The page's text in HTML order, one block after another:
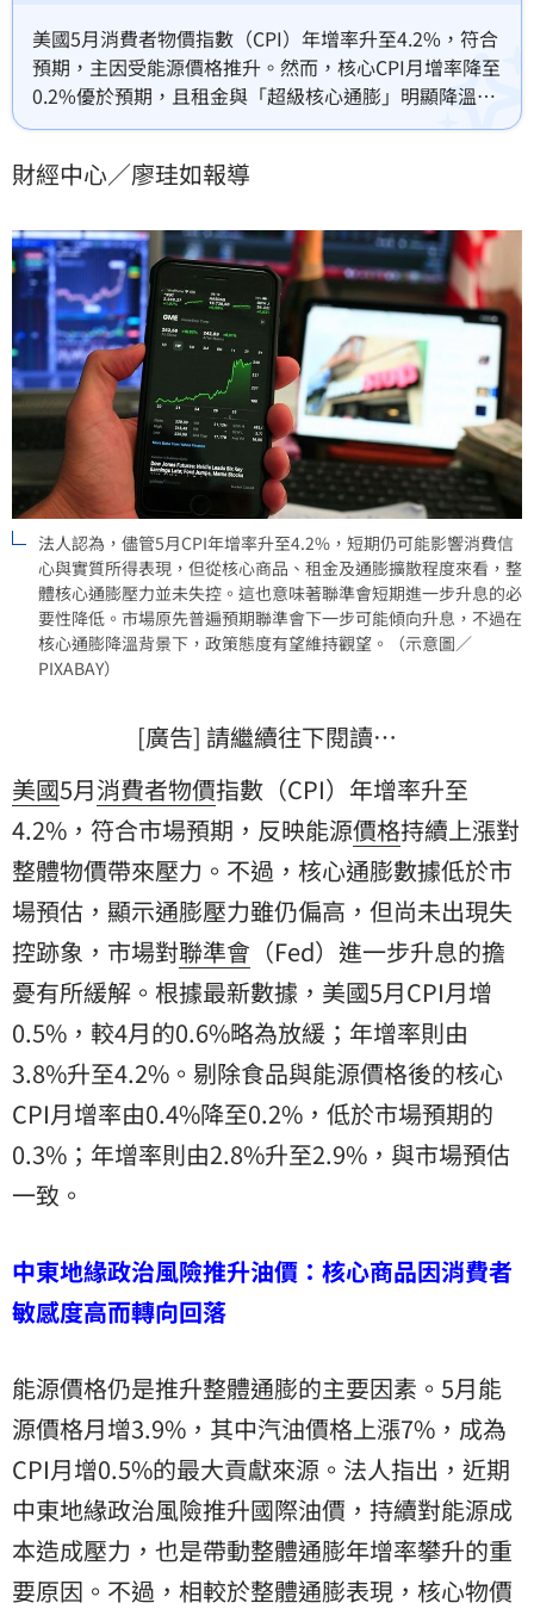
美國5月消費者物價指數（CPI）年增率升至4.2%，符合
預期，主因受能源價格推升。然而，核心CPI月增率降至
0.2%優於預期，且租金與「超級核心通膨」明顯降溫，
顯示通膨壓力並未失控。法人指出，約六成核心項目漲
（Fed）進一步升息的擔憂減輕。隨著政策態度轉向觀
的改善進度。
財經中心／廖珪如報導
法人認為，儘管5月CPI年增率升至4.2%，短期仍可能影響消費信
心與實質所得表現，但從核心商品、租金及通膨擴散程度來看，整
體核心通膨壓力並未失控。這也意味著聯準會短期進一步升息的必
要性降低。市場原先普遍預期聯準會下一步可能傾向升息，不過在
核心通膨降溫背景下，政策態度有望維持觀望。（示意圖／
PIXABAY）
[廣告] 請繼續往下閱讀…
美國5月消費者物價指數（CPI）年增率升至
4.2%，符合市場預期，反映能源價格持續上漲對
整體物價帶來壓力。不過，核心通膨數據低於市
場預估，顯示通膨壓力雖仍偏高，但尚未出現失
控跡象，市場對聯準會 （Fed）進一步升息的擔
憂有所緩解。根據最新數據，美國5月CPI月增
0.5%，較4月的0.6%略為放緩；年增率則由
3.8%升至4.2%。剔除食品與能源價格後的核心
CPI月增率由0.4%降至0.2%，低於市場預期的
0.3%；年增率則由2.8%升至2.9%，與市場預估
一致。
中東地緣政治風險推升油價：核心商品因消費者
敏感度高而轉向回落
能源價格仍是推升整體通膨的主要因素。5月能
源價格月增3.9%，其中汽油價格上漲7%，成為
CPI月增0.5%的最大貢獻來源。法人指出，近期
中東地緣政治風險推升國際油價，持續對能源成
本造成壓力，也是帶動整體通膨年增率攀升的重
要原因。不過，相較於整體通膨表現，核心物價